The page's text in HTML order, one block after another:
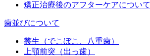
矯正治療後のアフターケアについて
歯並びについて
叢生（でこぼこ、八重歯）
上顎前突（出っ歯）